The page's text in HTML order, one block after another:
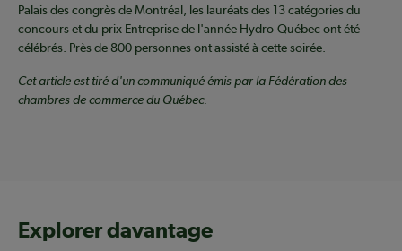
Palais des congrès de Montréal, les lauréats des 13 catégories du
concours et du prix Entreprise de l'année Hydro-Québec ont été
célébrés. Près de 800 personnes ont assisté à cette soirée.
Cet article est tiré d'un communiqué émis par la Fédération des
chambres de commerce du Québec.
Explorer davantage